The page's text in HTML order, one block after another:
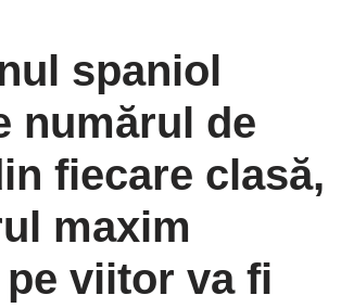
spaniol
numărul de
fiecare clasă,
maxim
viitor va fi